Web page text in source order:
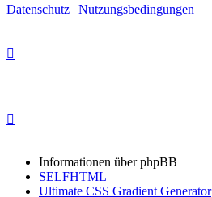
Datenschutz | Nutzungsbedingungen
Informationen über phpBB
SELFHTML
Ultimate CSS Gradient Generator